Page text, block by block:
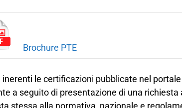
Brochure PTE
inerenti le certificazioni pubblicate nel
a seguito di presentazione di una
stessa alla normativa, nazionale e